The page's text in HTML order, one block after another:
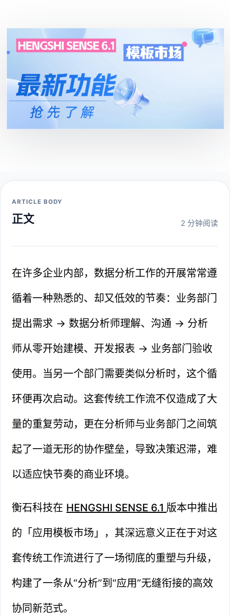
ARTICLE BODY
正文 2 分钟阅读
在许多企业内部，数据分析工作的开展常常遵
循着一种熟悉的、却又低效的节奏：业务部门
提出需求 → 数据分析师理解、沟通 → 分析
师从零开始建模、开发报表 → 业务部门验收
使用。当另一个部门需要类似分析时，这个循
环便再次启动。这套传统工作流不仅造成了大
量的重复劳动，更在分析师与业务部门之间筑
起了一道无形的协作壁垒，导致决策迟滞，难
以适应快节奏的商业环境。
衡石科技在 HENGSHI SENSE 6.1 版本中推出
的「应用模板市场」，其深远意义正在于对这
套传统工作流进行了一场彻底的重塑与升级，
构建了一条从“分析”到“应用”无缝衔接的高效
协同新范式。